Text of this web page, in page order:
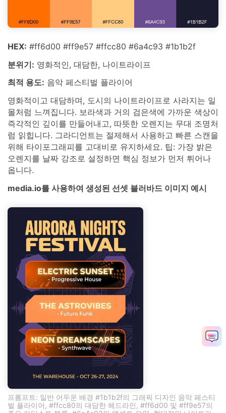
HEX: #ff6d00 #ff9e57 #ffcc80 #6a4c93 #1b1b2f
분위기: 영화적인, 대담한, 나이트라이프
최적 용도: 음악 페스티벌 플라이어
영화적이고 대담하며, 도시의 나이트라이프로 사라지는 일
몰처럼 느껴집니다. 보라색과 거의 검은색에 가까운 색상이
즉각적인 깊이를 만들어내고, 따뜻한 오렌지는 무대 조명처
럼 읽힙니다. 그라디언트는 절제해서 사용하고 빠른 스캔을
위해 타이포그래피를 고대비로 유지하세요. 팁: 가장 밝은
오렌지를 날짜 강조로 설정하면 핵심 정보가 먼저 튀어나
옵니다.
media.io를 사용하여 생성된 선셋 블러바드 이미지 예시
프롬프트: 일반 어두운 배경 #1b1b2f의 그래픽 디자인 음악 페스티
벌 플라이어, #ffcc80의 대담한 헤드라인, #ff6d00 및 #ff9e57의